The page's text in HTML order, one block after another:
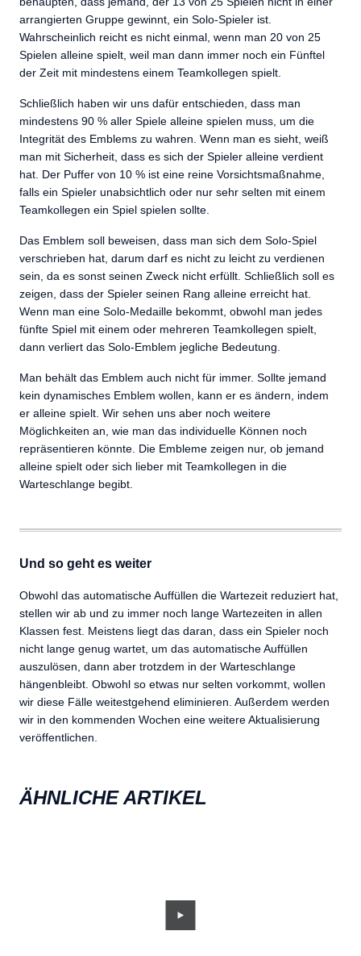
arrangierten Gruppe gewinnt, ein Solo-Spieler ist.
Wahrscheinlich reicht es nicht einmal, wenn man 20 von 25
Spielen alleine spielt, weil man dann immer noch ein Fünftel
der Zeit mit mindestens einem Teamkollegen spielt.
Schließlich haben wir uns dafür entschieden, dass man
mindestens 90 % aller Spiele alleine spielen muss, um die
Integrität des Emblems zu wahren. Wenn man es sieht, weiß
man mit Sicherheit, dass es sich der Spieler alleine verdient
hat. Der Puffer von 10 % ist eine reine Vorsichtsmaßnahme,
falls ein Spieler unabsichtlich oder nur sehr selten mit einem
Teamkollegen ein Spiel spielen sollte.
Das Emblem soll beweisen, dass man sich dem Solo-Spiel
verschrieben hat, darum darf es nicht zu leicht zu verdienen
sein, da es sonst seinen Zweck nicht erfüllt. Schließlich soll es
zeigen, dass der Spieler seinen Rang alleine erreicht hat.
Wenn man eine Solo-Medaille bekommt, obwohl man jedes
fünfte Spiel mit einem oder mehreren Teamkollegen spielt,
dann verliert das Solo-Emblem jegliche Bedeutung.
Man behält das Emblem auch nicht für immer. Sollte jemand
kein dynamisches Emblem wollen, kann er es ändern, indem
er alleine spielt. Wir sehen uns aber noch weitere
Möglichkeiten an, wie man das individuelle Können noch
repräsentieren könnte. Die Embleme zeigen nur, ob jemand
alleine spielt oder sich lieber mit Teamkollegen in die
Warteschlange begibt.
Und so geht es weiter
Obwohl das automatische Auffüllen die Wartezeit reduziert hat,
stellen wir ab und zu immer noch lange Wartezeiten in allen
Klassen fest. Meistens liegt das daran, dass ein Spieler noch
nicht lange genug wartet, um das automatische Auffüllen
auszulösen, dann aber trotzdem in der Warteschlange
hängenbleibt. Obwohl so etwas nur selten vorkommt, wollen
wir diese Fälle weitestgehend eliminieren. Außerdem werden
wir in den kommenden Wochen eine weitere Aktualisierung
veröffentlichen.
ÄHNLICHE ARTIKEL